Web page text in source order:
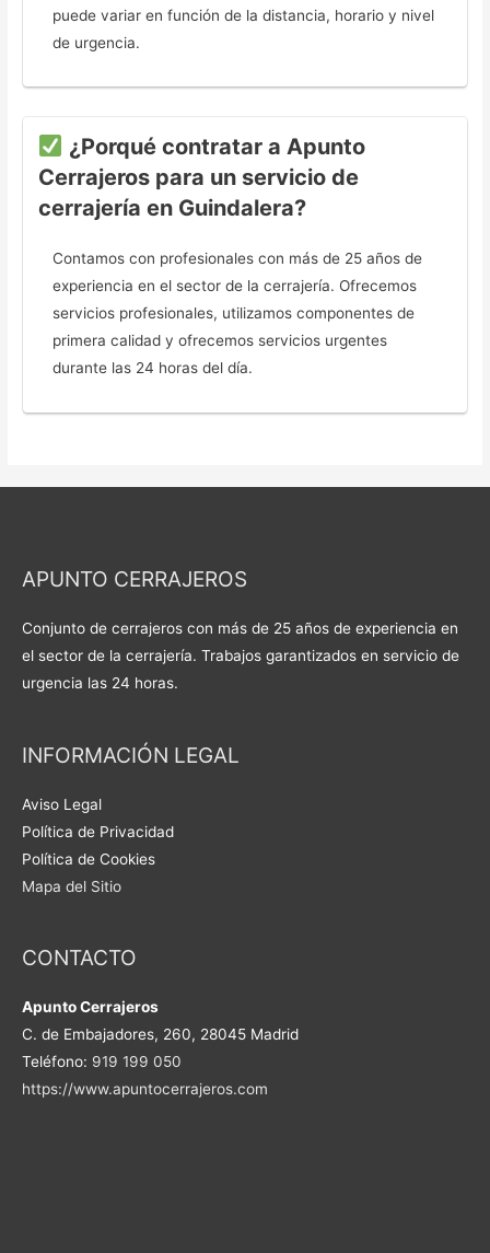
puede variar en función de la distancia, horario y nivel
de urgencia.
¿Porqué contratar a Apunto
Cerrajeros para un servicio de
cerrajería en Guindalera?
Contamos con profesionales con más de 25 años de
experiencia en el sector de la cerrajería. Ofrecemos
servicios profesionales, utilizamos componentes de
primera calidad y ofrecemos servicios urgentes
durante las 24 horas del día.
APUNTO CERRAJEROS
Conjunto de cerrajeros con más de 25 años de experiencia en
el sector de la cerrajería. Trabajos garantizados en servicio de
urgencia las 24 horas.
INFORMACIÓN LEGAL
Aviso Legal
Política de Privacidad
Política de Cookies
Mapa del Sitio
CONTACTO
Apunto Cerrajeros
C. de Embajadores, 260, 28045 Madrid
Teléfono: 919 199 050
https://www.apuntocerrajeros.com